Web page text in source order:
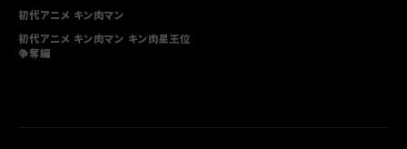
初代アニメ キン⾁マン
初代アニメ キン⾁マン キン⾁星王位
争奪編